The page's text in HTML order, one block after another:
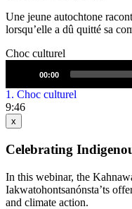
Une jeune autochtone
lorsqu’elle a dû quitté sa
Choc culturel
00:00
1. Choc culturel
9:46
x
Celebrating
In this webinar, the
Iakwatohontsanónsta’ts
and climate action.